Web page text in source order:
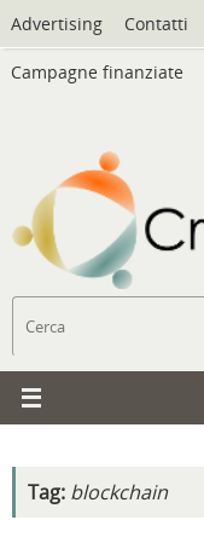
Vai
al
contenuto
Advertising Contatti
Campagne finanziate
Tag: blockchain